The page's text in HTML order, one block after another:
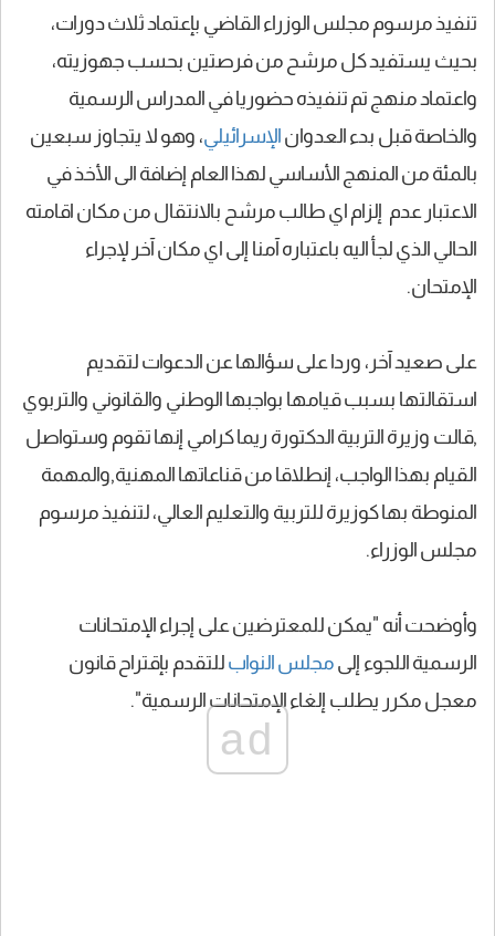
تنفيذ مرسوم مجلس الوزراء القاضي بإعتماد ثلاث دورات،
بحيث يستفيد كل مرشح من فرصتين بحسب جهوزيته،
واعتماد منهج تم تنفيذه حضوريا في المدراس الرسمية
والخاصة قبل بدء العدوان الإسرائيلي، وهو لا يتجاوز سبعين
بالمئة من المنهج الأساسي لهذا العام إضافة الى الأخذ في
الاعتبار عدم إلزام اي طالب مرشح بالانتقال من مكان اقامته
الحالي الذي لجأ اليه باعتباره آمنا إلى اي مكان آخر لإجراء
الإمتحان.
على صعيد آخر، وردا على سؤالها عن الدعوات لتقديم
استقالتها بسبب قيامها بواجبها الوطني والقانوني والتربوي
,قالت وزيرة التربية الدكتورة ريما كرامي إنها تقوم وستواصل
القيام بهذا الواجب، إنطلاقا من قناعاتها المهنية,والمهمة
المنوطة بها كوزيرة للتربية والتعليم العالي، لتنفيذ مرسوم
مجلس الوزراء.
وأوضحت أنه "يمكن للمعترضين على إجراء الإمتحانات
الرسمية اللجوء إلى مجلس النواب للتقدم بإقتراح قانون
معجل مكرر يطلب إلغاء الإمتحانات الرسمية".
ad